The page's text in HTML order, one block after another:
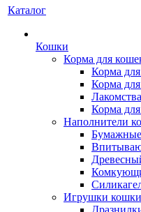
Каталог
Кошки
Корма для
Корма
Корма
Корма
Наполнители
Бумажные
Игрушки кошки